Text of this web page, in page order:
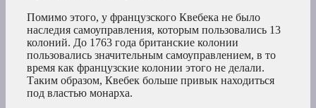
Помимо этого, у французского Квебека не было
наследия самоуправления, которым пользовались 13
колоний. До 1763 года британские колонии
пользовались значительным самоуправлением, в то
время как французские колонии этого не делали.
Таким образом, Квебек больше привык находиться
под властью монарха.